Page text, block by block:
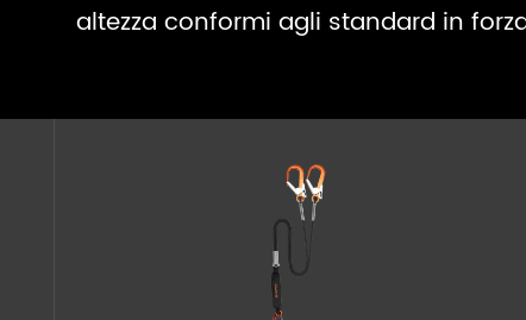
altezza conformi agli standard in